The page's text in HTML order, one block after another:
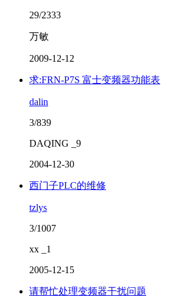
29/2333
万敏
2009-12-12
求:FRN-P7S 富士变频器功能表
dalin
3/839
DAQING _9
2004-12-30
西门子PLC的维修
tzlys
3/1007
xx _1
2005-12-15
请帮忙处理变频器干扰问题